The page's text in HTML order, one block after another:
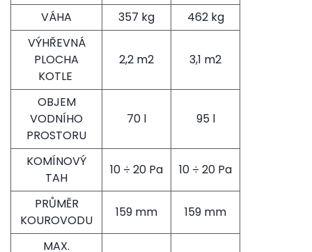
VÁHA 357 kg
462 kg
VÝHŘEVNÁ
PLOCHA
KOTLE
2,2 m2 3,1 m2
OBJEM
VODNÍHO
PROSTORU
70 l 95 l
KOMÍNOVÝ
TAH
10 ÷ 20 Pa 10 ÷ 20 Pa
PRŮMĚR
KOUROVODU
159 mm 159 mm
MAX.